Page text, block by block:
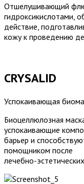
Отшелушивающий
гидроксикислотами,
действие,
кожу к проведению
CRYSALID
Успокаивающая
Биоцеллюлозная
успокаивающие
барьер и
помощником после
лечебно-